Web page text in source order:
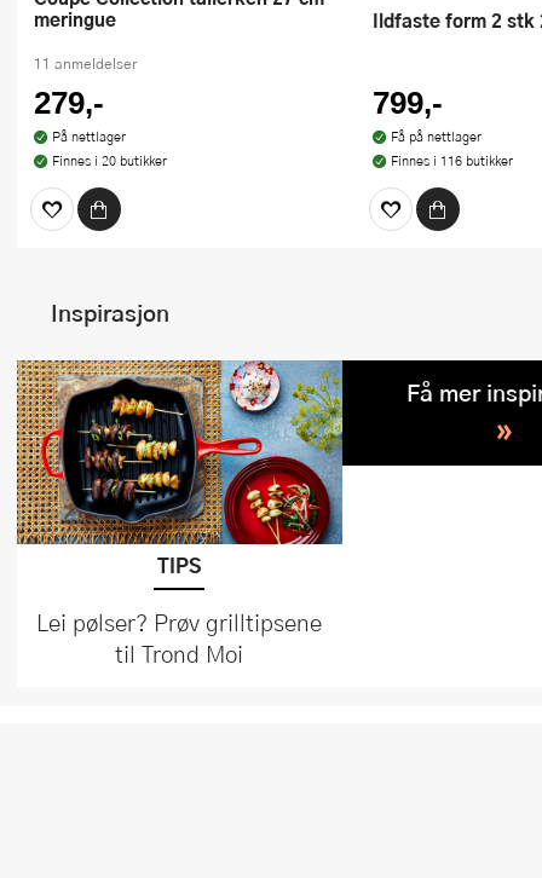
meringue
11 anmeldelser
279,-
På nettlager
Finnes i 20 butikker
Ildfaste form 2 stk
799,-
Få på nettlager
Finnes i 116 butikker
Inspirasjon
TIPS
Lei pølser? Prøv grilltipsene
til Trond Moi
Få mer
»